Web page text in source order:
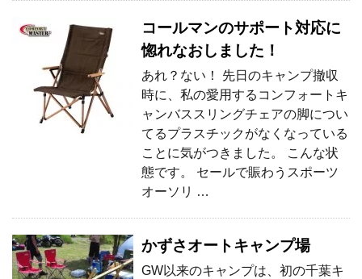
コールマンのサポート対応に
惚れなおしました！
あれ？ない！ 先日のキャンプ撤収
時に、私の愛用するコンフォートキ
ャンバススリングチェアの脚につい
てるプラスチックがなくなっている
ことに気がつきました。 こんな状
態です。 セールで賑わうスポーツ
オーソリ …
かずさオートキャンプ場
GW以来のキャンプは、初の千葉キ